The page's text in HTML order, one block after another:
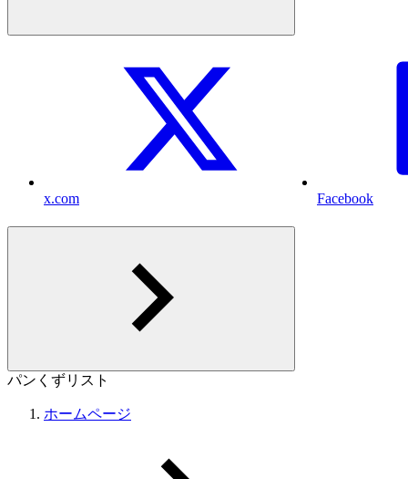
x.com Facebook
パンくずリスト
ホームページ